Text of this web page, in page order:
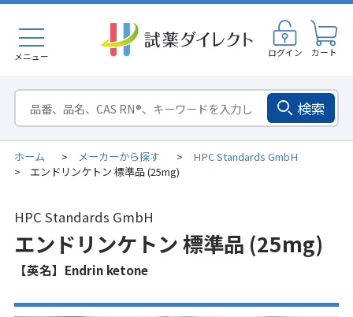
メニュー ログイン カート
検索
ホーム > メーカーから探す > HPC Standards GmbH
> エンドリンケトン 標準品 (25mg)
HPC Standards GmbH
エンドリンケトン 標準品 (25mg)
【英名】Endrin ketone